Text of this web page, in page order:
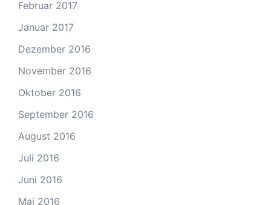
Februar 2017
Januar 2017
Dezember 2016
November 2016
Oktober 2016
September 2016
August 2016
Juli 2016
Juni 2016
Mai 2016